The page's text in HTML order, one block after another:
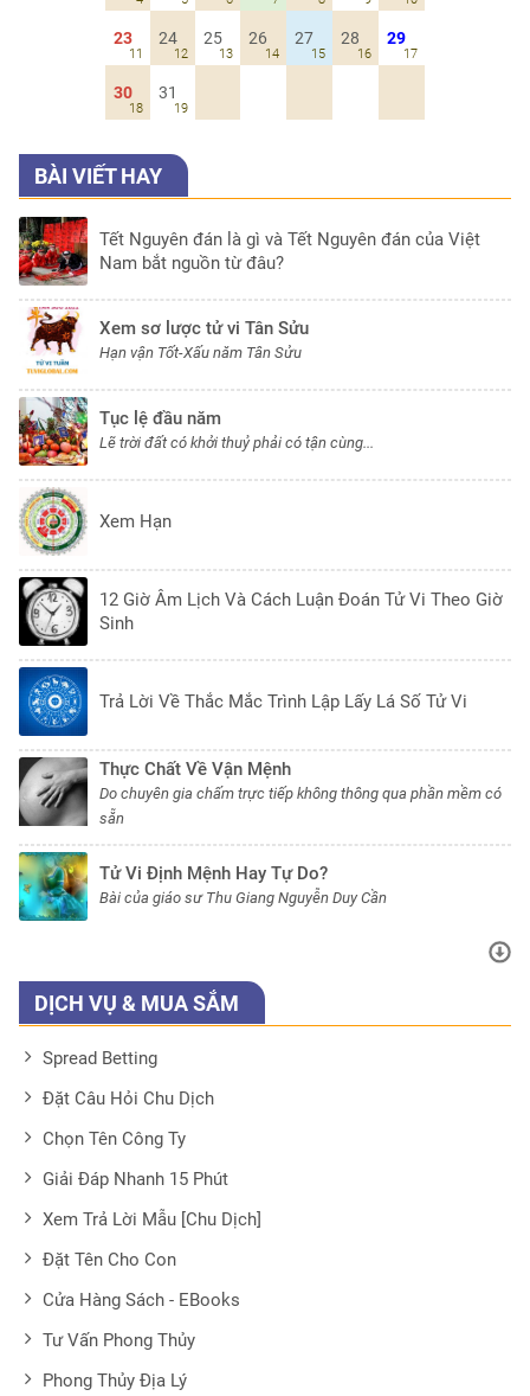
23
11
24
12
25
13
26
14
27
15
28
16
29
17
30
18
31
19
BÀI VIẾT HAY
Tết Nguyên đán là gì và Tết Nguyên đán của Việt
Nam bắt nguồn từ đâu?
Xem sơ lược tử vi Tân Sửu
Hạn vận Tốt-Xấu năm Tân Sửu
Tục lệ đầu năm
Lẽ trời đất có khởi thuỷ phải có tận cùng...
Xem Hạn
12 Giờ Âm Lịch Và Cách Luận Đoán Tử Vi Theo Giờ
Sinh
Trả Lời Về Thắc Mắc Trình Lập Lấy Lá Số Tử Vi
Thực Chất Về Vận Mệnh
Do chuyên gia chấm trực tiếp không thông qua phần mềm có
sẵn
Tử Vi Định Mệnh Hay Tự Do?
Bài của giáo sư Thu Giang Nguyễn Duy Cần
DỊCH VỤ & MUA SẮM
Spread Betting
Đặt Câu Hỏi Chu Dịch
Chọn Tên Công Ty
Giải Đáp Nhanh 15 Phút
Xem Trả Lời Mẫu [Chu Dịch]
Đặt Tên Cho Con
Cửa Hàng Sách - EBooks
Tư Vấn Phong Thủy
Phong Thủy Địa Lý